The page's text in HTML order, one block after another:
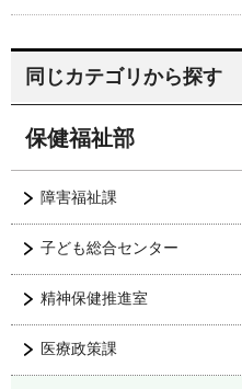
同じカテゴリから探す
保健福祉部
障害福祉課
子ども総合センター
精神保健推進室
医療政策課